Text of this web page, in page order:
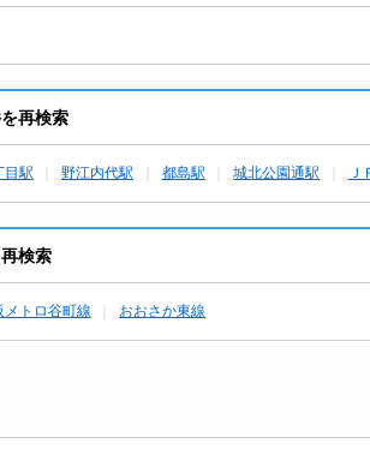
再検索
目駅 野江内代駅 都島駅 城北公園通駅
検索
メトロ谷町線 おおさか東線